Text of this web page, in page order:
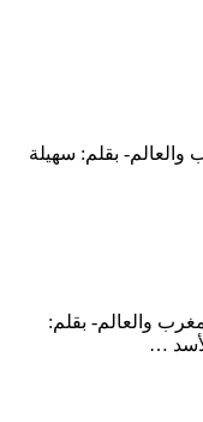
والعالم- بقلم: سهيلة
والعالم- بقلم:
…